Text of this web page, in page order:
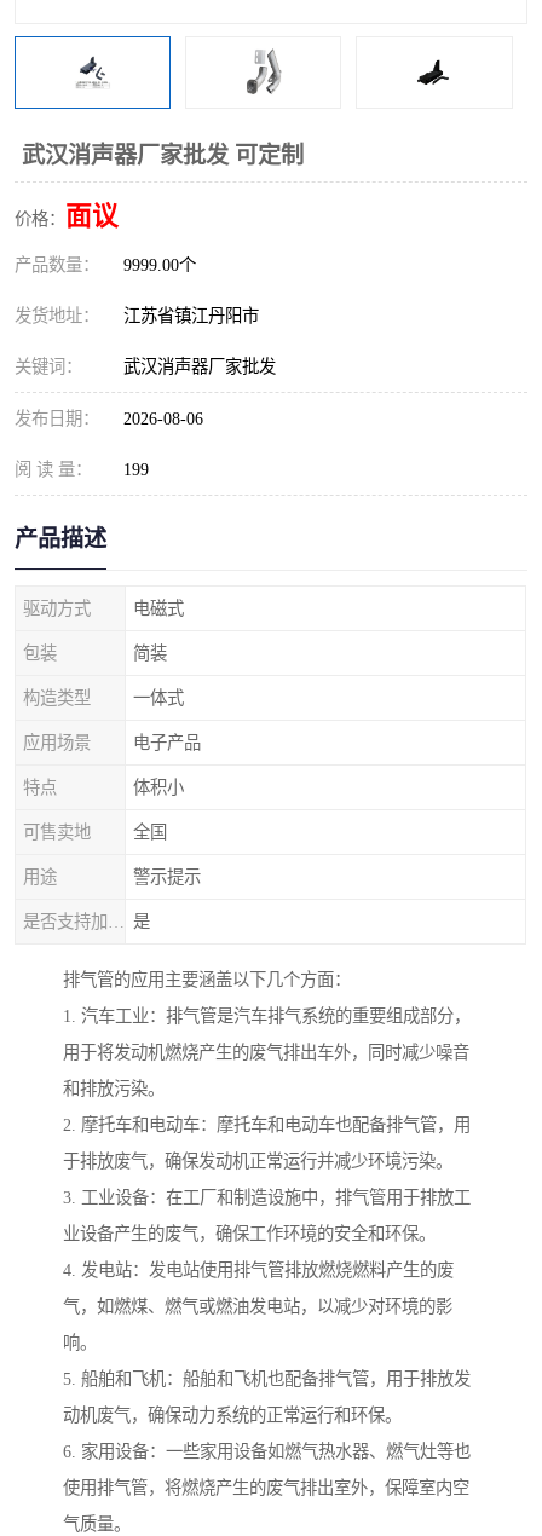
武汉消声器厂家批发 可定制
价格： 面议
产品数量： 9999.00个
发货地址： 江苏省镇江丹阳市
关键词： 武汉消声器厂家批发
发布日期： 2026-08-06
阅 读 量： 199
产品描述
驱动方式 电磁式
包装 简装
构造类型 一体式
应用场景 电子产品
特点 体积小
可售卖地 全国
用途 警示提示
是
排气管的应用主要涵盖以下几个方面：
1. 汽车工业：排气管是汽车排气系统的重要组成部分，
用于将发动机燃烧产生的废气排出车外，同时减少噪音
和排放污染。
2. 摩托车和电动车：摩托车和电动车也配备排气管，用
于排放废气，确保发动机正常运行并减少环境污染。
3. 工业设备：在工厂和制造设施中，排气管用于排放工
业设备产生的废气，确保工作环境的安全和环保。
4. 发电站：发电站使用排气管排放燃烧燃料产生的废
气，如燃煤、燃气或燃油发电站，以减少对环境的影
响。
5. 船舶和飞机：船舶和飞机也配备排气管，用于排放发
动机废气，确保动力系统的正常运行和环保。
6. 家用设备：一些家用设备如燃气热水器、燃气灶等也
使用排气管，将燃烧产生的废气排出室外，保障室内空
气质量。